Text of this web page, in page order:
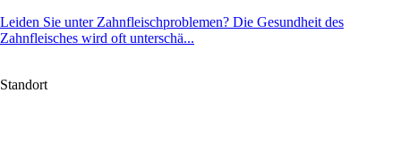
Leiden Sie unter Zahnfleischproblemen? Die Gesundheit des
Zahnfleisches wird oft unterschä...
Standort